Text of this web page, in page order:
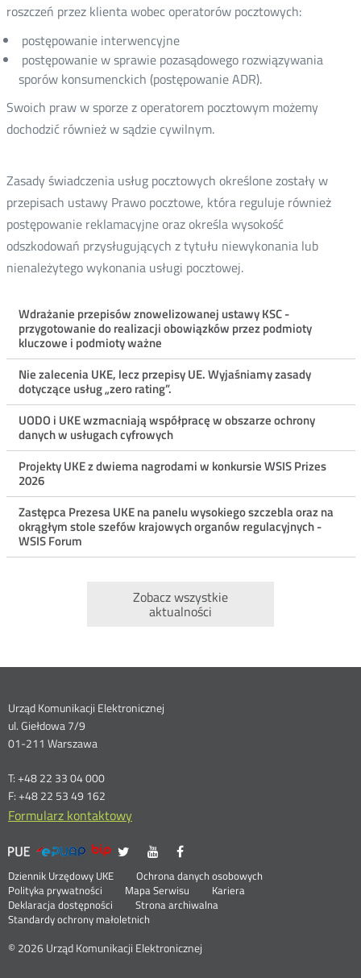
Menu
ostatnie
aktualności
Wdrażanie przepisów znowelizowanej ustawy KSC -
przygotowanie do realizacji obowiązków przez podmioty
kluczowe i podmioty ważne
Nie zalecenia UKE, lecz przepisy UE. Wyjaśniamy zasady
dotyczące usług „zero rating”.
UODO i UKE wzmacniają współpracę w obszarze ochrony
danych w usługach cyfrowych
Projekty UKE z dwiema nagrodami w konkursie WSIS Prizes
2026
Zastępca Prezesa UKE na panelu wysokiego szczebla oraz na
okrągłym stole szefów krajowych organów regulacyjnych -
WSIS Forum
Zobacz wszystkie
aktualności
roszczeń przez klienta wobec operatorów pocztowych:
postępowanie interwencyjne
postępowanie w sprawie pozasądowego rozwiązywania
sporów konsumenckich (postępowanie ADR).
Swoich praw w sporze z operatorem pocztowym możemy
dochodzić również w sądzie cywilnym.
Zasady świadczenia usług pocztowych określone zostały w
przepisach ustawy Prawo pocztowe, która reguluje również
postępowanie reklamacyjne oraz określa wysokość
odszkodowań przysługujących z tytułu niewykonania lub
nienależytego wykonania usługi pocztowej.
Dane
kontaktowe
Urząd Komunikacji Elektronicznej
ul. Giełdowa 7/9
01-211 Warszawa
T: +48 22 33 04 000
F: +48 22 53 49 162
Formularz kontaktowy
UKE
Serwisy
>Social
Media
UKE
portalu
Twitter
Otwórz
nowym
oknie
UKE
portalu
Youtube
Otwórz
nowym
oknie
portalu
Facebook
nowym
oknie
Menu
stopka
Dziennik Urzędowy UKE Otwórz
nowym
oknie
Ochrona danych osobowych
Polityka prywatności
Mapa Serwisu Kariera
Deklaracja dostępności Strona archiwalna
Standardy ochrony małoletnich
© 2026 Urząd Komunikacji Elektronicznej